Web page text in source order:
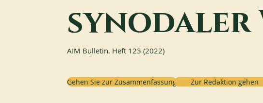
synodaler
AIM Bulletin. Heft 123 (2022)
Gehen Sie zur Zusammenfassung Zur Redaktion gehen